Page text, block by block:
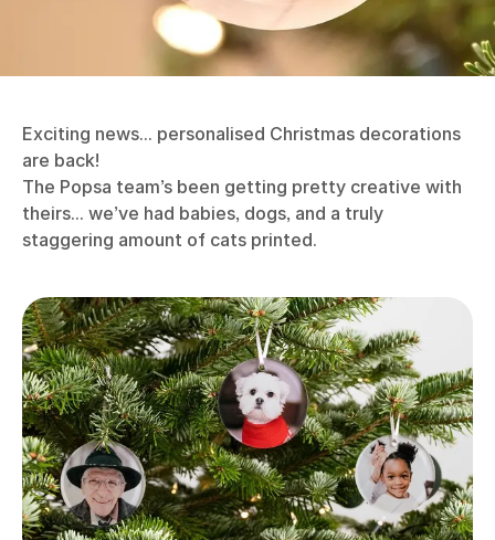
Exciting news... personalised Christmas decorations
are back!
The Popsa team’s been getting pretty creative with
theirs... we’ve had babies, dogs, and a truly
staggering amount of cats printed.